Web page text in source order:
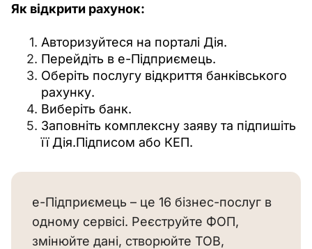
Як відкрити рахунок:
Авторизуйтеся на порталі Дія.
Перейдіть в е-Підприємець.
Оберіть послугу відкриття банківського
рахунку.
Виберіть банк.
Заповніть комплексну заяву та підпишіть
її Дія.Підписом або КЕП.
е-Підприємець – це 16 бізнес-послуг в
одному сервісі. Реєструйте ФОП,
змінюйте дані, створюйте ТОВ,